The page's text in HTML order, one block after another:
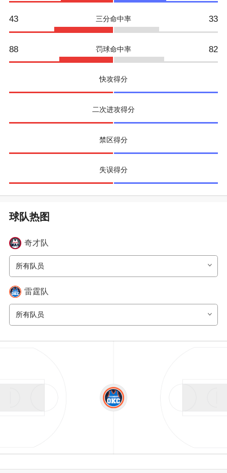
43 三分命中率 33
88 罚球命中率 82
快攻得分
二次进攻得分
禁区得分
失误得分
奇才队
所有队员
雷霆 队
所有队员
球队热图